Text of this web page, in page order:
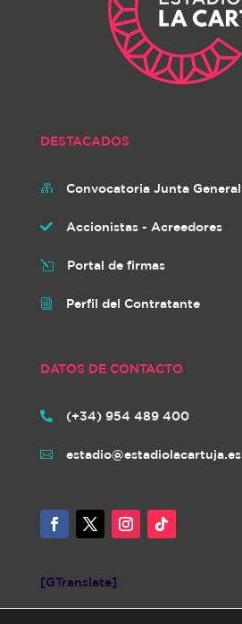
DESTACADOS
 Convocatoria Junta General
 Accionistas - Acreedores
l Portal de firmas
i Perfil del Contratante
DATOS DE CONTACTO
 (+34) 954 489 400
 estadio@estadiolacartuja.es
[GTranslate]